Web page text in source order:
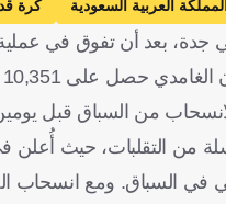
المملكة العربية السعودية كرة
بعد أن تفوق في عملية
من التقلبات، حيث أُعلن في
في السباق. ومع انسحاب